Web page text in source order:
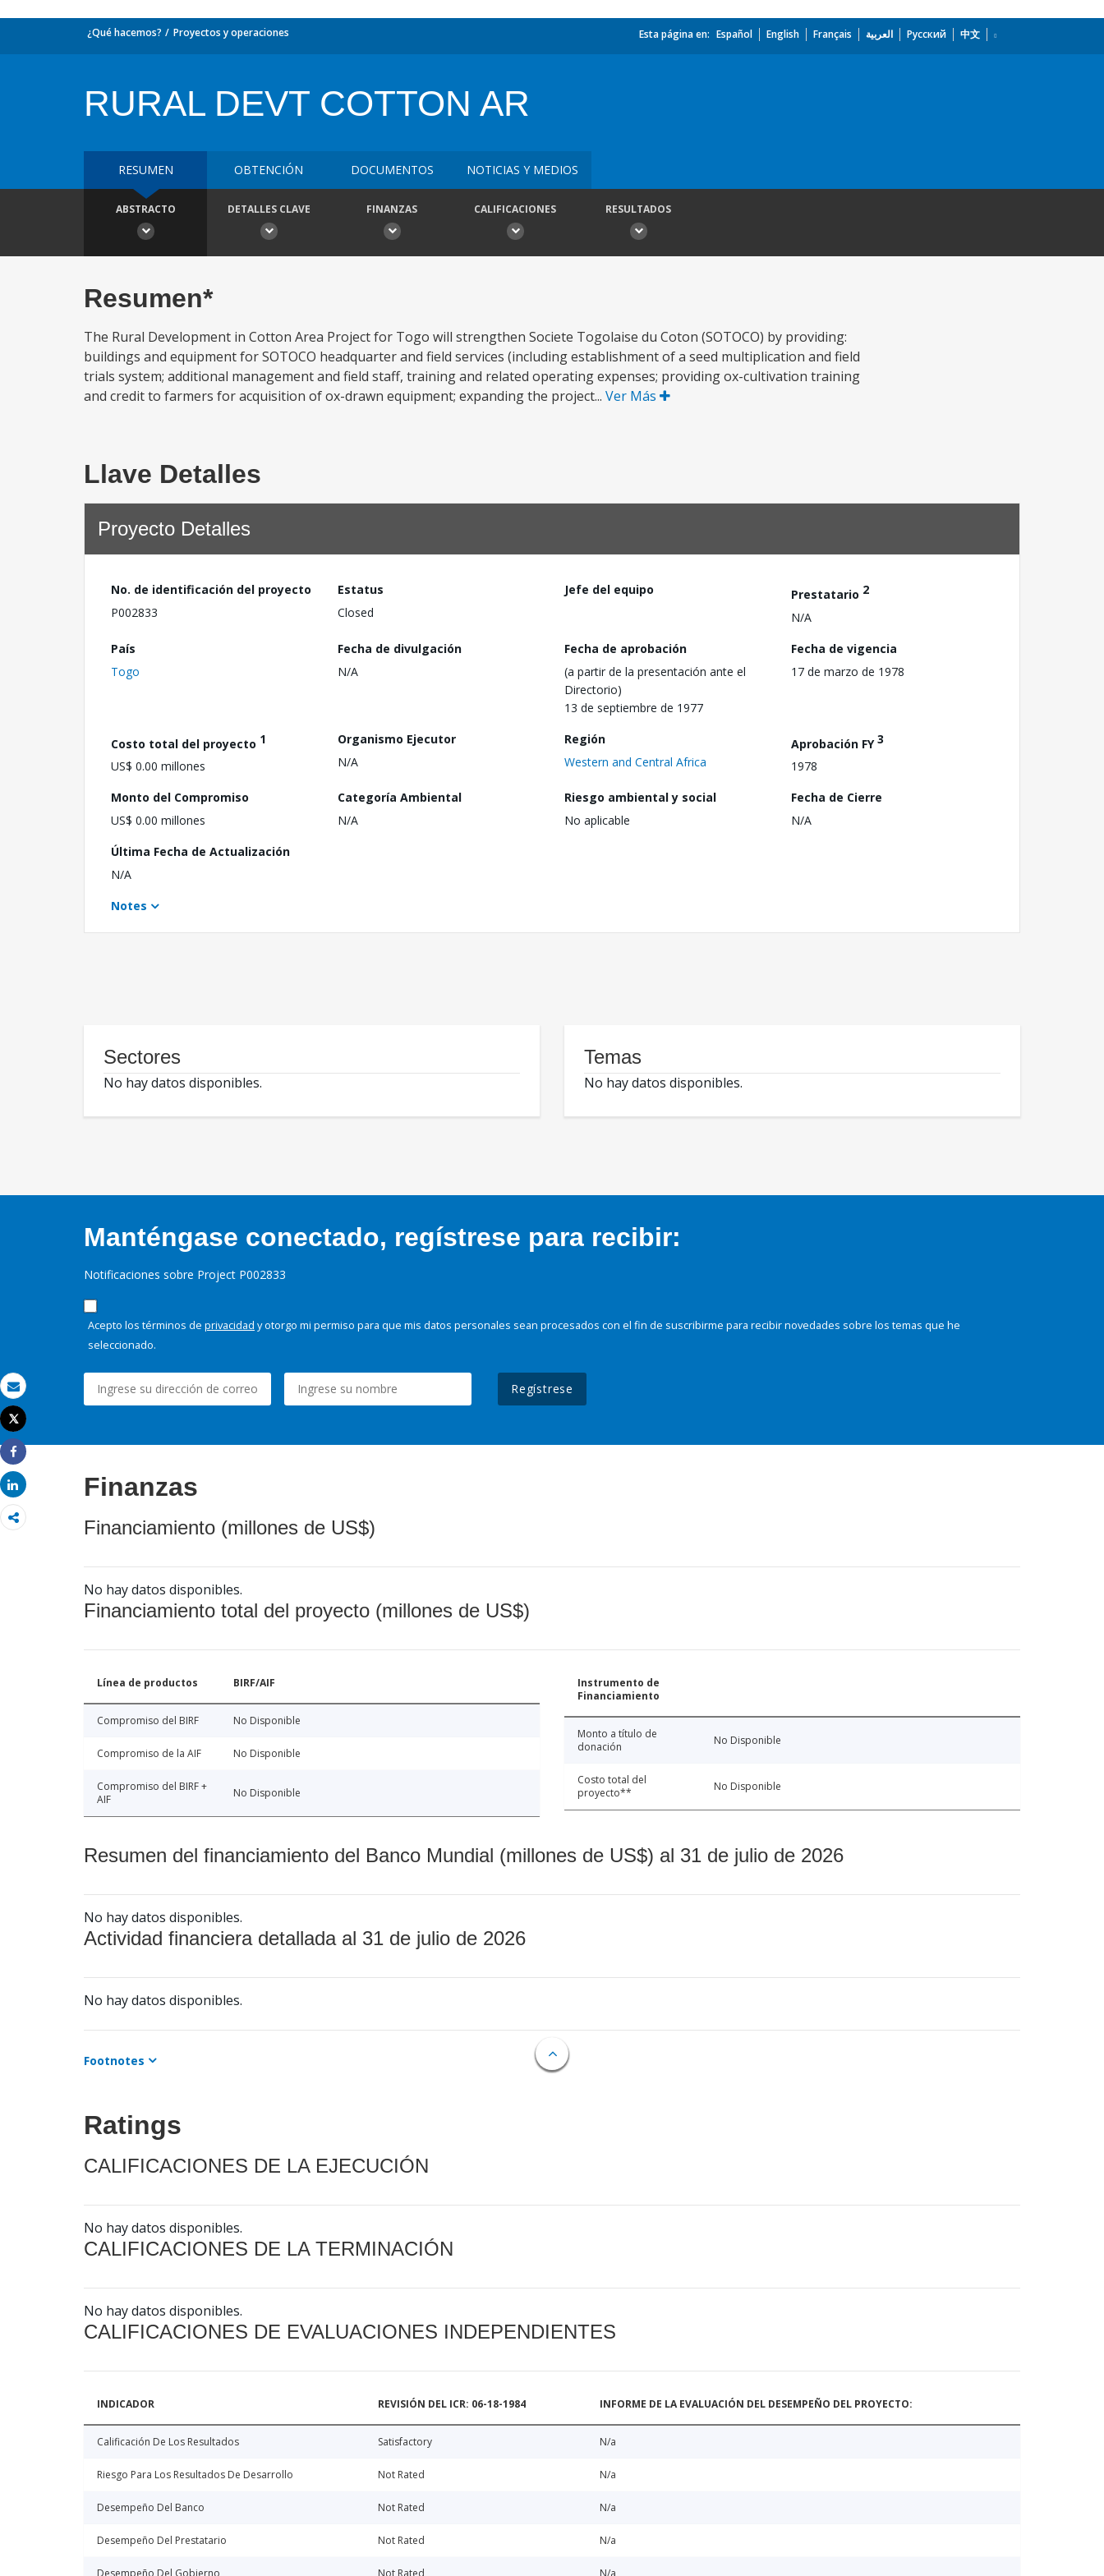
Correo electrónico
Imprimir
Tweet
Share
Share
¿Qué hacemos? Proyectos y operaciones Esta página en: Español English Français العربية Русский 中文
RURAL DEVT COTTON AR
RESUMEN OBTENCIÓN DOCUMENTOS NOTICIAS Y MEDIOS
ABSTRACTO DETALLES CLAVE FINANZAS CALIFICACIONES RESULTADOS
Resumen*
The Rural Development in Cotton Area Project for Togo will strengthen Societe Togolaise du Coton (SOTOCO) by providing:
buildings and equipment for SOTOCO headquarter and field services (including establishment of a seed multiplication and field
trials system; additional management and field staff, training and related operating expenses; providing ox-cultivation training
and credit to farmers for acquisition of ox-drawn equipment; expanding the project... Ver Más
Llave Detalles
Proyecto Detalles
No. de identificación del proyecto
P002833
Estatus
Closed
Jefe del equipo Prestatario 2
N/A
País
Togo
Fecha de divulgación
N/A
Fecha de aprobación
(a partir de la presentación ante el
Directorio)
13 de septiembre de 1977
Fecha de vigencia
17 de marzo de 1978
Costo total del proyecto 1
US$ 0.00 millones
Organismo Ejecutor
N/A
Región
Western and Central Africa
Aprobación FY3
1978
Monto del Compromiso
US$ 0.00 millones
Categoría Ambiental
N/A
Riesgo ambiental y social
No aplicable
Fecha de Cierre
N/A
Última Fecha de Actualización
N/A
Notes
Sectores
No hay datos disponibles.
Temas
No hay datos disponibles.
Manténgase conectado, regístrese para recibir:
Notificaciones sobre Project P002833
Acepto los términos de privacidad y otorgo mi permiso para que mis datos personales sean procesados con el fin de suscribirme para recibir novedades sobre los temas que he
seleccionado.
Regístrese
Finanzas
Financiamiento (millones de US$)
No hay datos disponibles.
Financiamiento total del proyecto (millones de US$)
Línea de productos BIRF/AIF
Compromiso del BIRF No Disponible
Compromiso de la AIF No Disponible
Compromiso del BIRF +
AIF
No Disponible
Instrumento de
Financiamiento
Monto a título de
donación
No Disponible
Costo total del
proyecto**
No Disponible
Resumen del financiamiento del Banco Mundial (millones de US$) al 31 de julio de 2026
No hay datos disponibles.
Actividad financiera detallada al 31 de julio de 2026
No hay datos disponibles.
Footnotes
Ratings
CALIFICACIONES DE LA EJECUCIÓN
No hay datos disponibles.
CALIFICACIONES DE LA TERMINACIÓN
No hay datos disponibles.
CALIFICACIONES DE EVALUACIONES INDEPENDIENTES
INDICADOR REVISIÓN DEL ICR: 06-18-1984 INFORME DE LA EVALUACIÓN DEL DESEMPEÑO DEL PROYECTO:
Calificación De Los Resultados Satisfactory N/a
Riesgo Para Los Resultados De Desarrollo Not Rated N/a
Desempeño Del Banco Not Rated N/a
Desempeño Del Prestatario Not Rated N/a